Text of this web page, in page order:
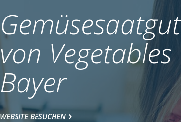
Gemüsesaatgut
von Vegetables
Bayer
WEBSITE BESUCHEN